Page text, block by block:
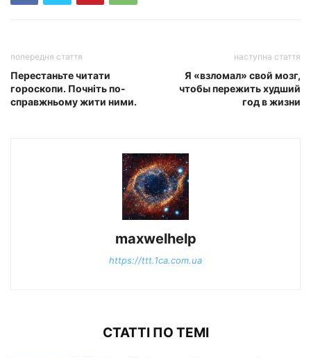
попередня стаття
Перестаньте читати
гороскопи. Почніть по-
справжньому жити ними.
наступна стаття
Я «взломал» свой мозг,
чтобы пережить худший
год в жизни
maxwelhelp
https://ttt.1ca.com.ua
СТАТТІ ПО ТЕМІ